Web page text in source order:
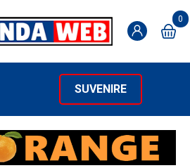
0
SUVENIRE